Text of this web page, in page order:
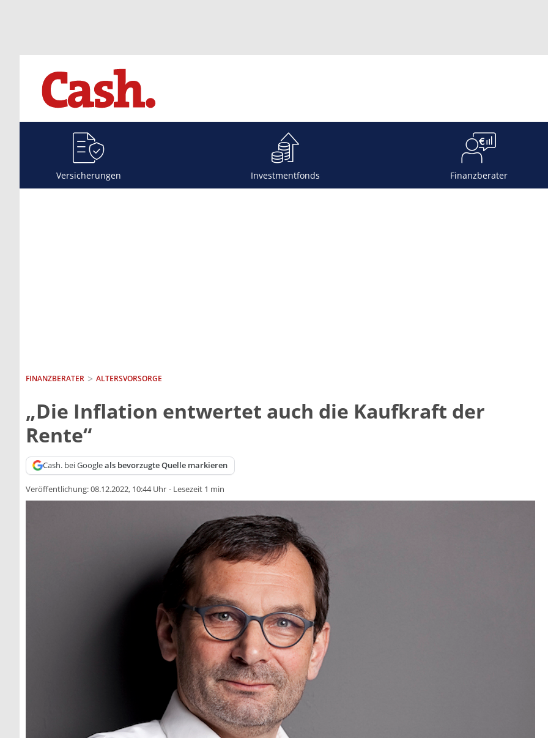
Versicherungen Investmentfonds Finanzberater
FINANZBERATER ALTERSVORSORGE
„Die Inflation entwertet auch die Kaufkraft der
Rente“
Cash. bei Googleals bevorzugte Quelle markieren
Veröffentlichung:08.12.2022, 10:44 Uhr - Lesezeit 1 min